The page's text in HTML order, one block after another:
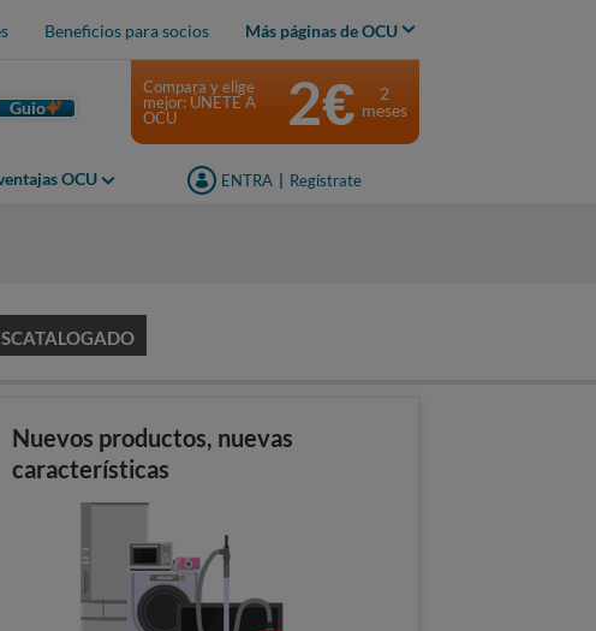
Beneficios para socios Más páginas de OCU
Guio
OCU ENTRA Regístrate
Compara y elige
mejor: ÚNETE A
OCU
2€
2
meses
Nuevos productos, nuevas
características